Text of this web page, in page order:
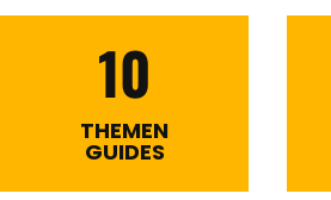
10
THEMEN
GUIDES